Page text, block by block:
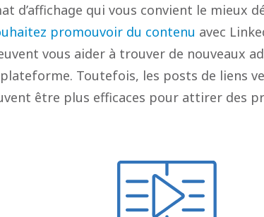
d’affichage qui vous convient le mieux
promouvoir du contenu avec
vous aider à trouver de nouveaux
Toutefois, les posts de liens
être plus efficaces pour attirer des